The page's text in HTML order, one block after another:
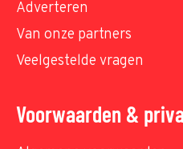
Adverteren
Van onze partners
Veelgestelde vragen
Voorwaarden &